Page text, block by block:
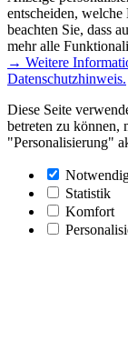
entscheiden,
beachten Sie, dass
mehr alle
→ Weitere
Datenschutzhinweis.
Diese Seite
betreten zu können,
"Personalisierung"
Statistik
Komfort